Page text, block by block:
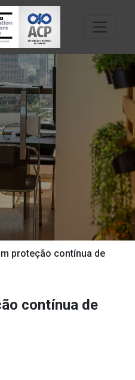
proteção contínua de
contínua de